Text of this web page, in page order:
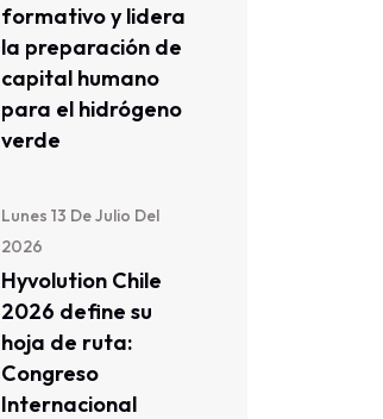
formativo y lidera
la preparación de
capital humano
para el hidrógeno
verde
Lunes 13 De Julio Del
2026
Hyvolution Chile
2026 define su
hoja de ruta:
Congreso
Internacional